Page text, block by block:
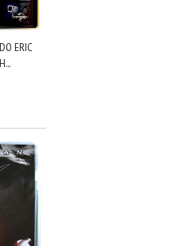
ERIC